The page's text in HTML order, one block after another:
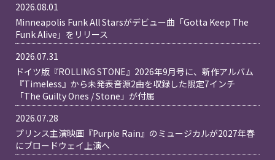
2026.08.01
Minneapolis Funk All Starsがデビュー曲「Gotta Keep The
Funk Alive」をリリース
2026.07.31
ドイツ版『ROLLING STONE』2026年9月号に、新作アルバム
『Timeless』から未発表音源2曲を収録した限定7インチ
「The Guilty Ones / Stone」が付属
2026.07.28
プリンス主演映画『Purple Rain』のミュージカルが2027年春
にブロードウェイ上演へ